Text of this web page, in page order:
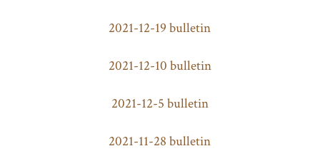
2021-12-19 bulletin
2021-12-10 bulletin
2021-12-5 bulletin
2021-11-28 bulletin